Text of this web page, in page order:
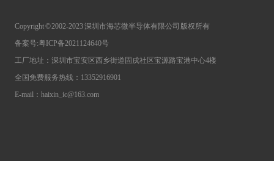
Copyright © 2002-2023 深圳市海芯微半导体有限公司 版权所有
备案号:粤ICP备2021124640号
工厂地址：深圳市宝安区西乡街道固戍社区宝源路宝港中心4楼
全国免费服务热线：13352916901
E-mail：haixin_ic@163.com